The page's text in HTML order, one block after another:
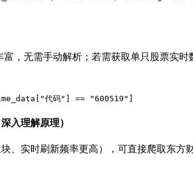
，无需手动解析；若需获取单只股票实时
入理解原理）
、实时刷新频率更高），可直接爬取东